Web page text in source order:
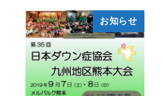
お知らせ